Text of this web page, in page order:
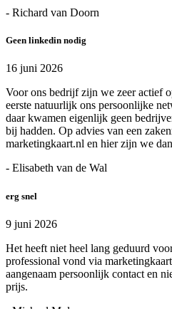
- Richard van Doorn
Geen linkedin nodig
16 juni 2026
Voor ons bedrijf zijn we zeer actief
eerste natuurlijk ons persoonlijke
daar kwamen eigenlijk geen
bij hadden. Op advies van een
marketingkaart.nl en hier zijn we
- Elisabeth van de Wal
erg snel
9 juni 2026
Het heeft niet heel lang geduurd
professional vond via
aangenaam persoonlijk contact en
prijs.